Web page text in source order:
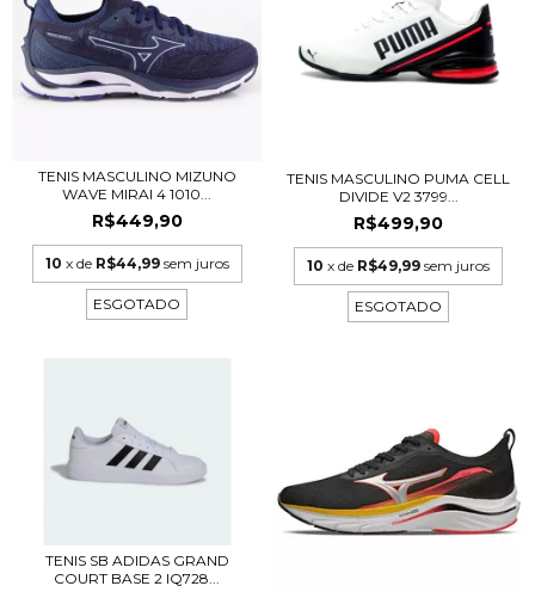
TENIS MASCULINO MIZUNO
WAVE MIRAI 4 1010...
R$449,90
10 x de R$44,99 sem juros
ESGOTADO
TENIS MASCULINO PUMA CELL
DIVIDE V2 3799...
R$499,90
10 x de R$49,99 sem juros
ESGOTADO
TENIS SB ADIDAS GRAND
COURT BASE 2 IQ728...